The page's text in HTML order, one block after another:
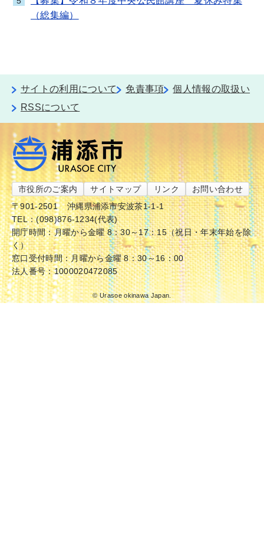
（総集編）
サイトの利用について 免責事項
個人情報の取扱い
RSSについて
市役所のご案内 サイトマップ リンク
お問い合わせ
〒901-2501
沖縄県浦添市安波茶1-1-1
TEL：(098)876-1234(代表)
開庁時間：月曜から金曜 8：30～17：15（祝日・年末年始を除
く）
窓口受付時間：月曜から金曜 8：30～16：00
法人番号：1000020472085
© Urasoe okinawa Japan.